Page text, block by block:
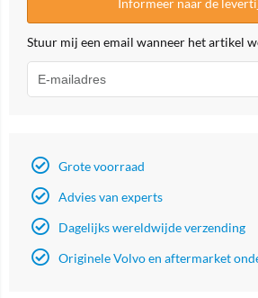
Informeer naar de
Stuur mij een email wanneer het artikel
Grote voorraad
Advies van experts
Dagelijks wereldwijde verzending
Originele Volvo en aftermarket